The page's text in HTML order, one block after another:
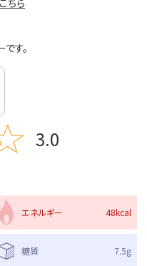
ちら
す。
3.0
エネルギー 48kcal
糖質 7.5g